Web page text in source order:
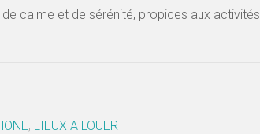
calme et de sérénité, propices aux activités
, LIEUX A LOUER